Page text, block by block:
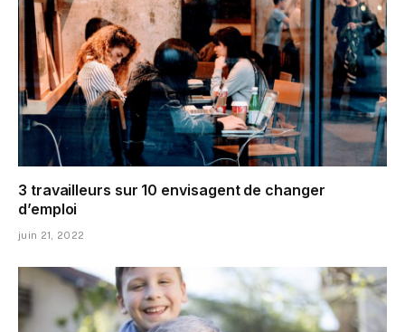
3 travailleurs sur 10 envisagent de changer
d’emploi
juin 21, 2022